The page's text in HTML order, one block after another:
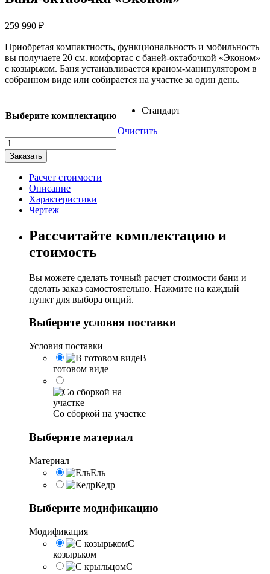
259 990 ₽
Приобретая компактность, функциональность и мобильность
вы получаете 20 см. комфортаc с баней-октабочкой «Эконом»
с козырьком. Баня устанавливается краном-манипулятором в
собранном виде или собирается на участке за один день.
Выберите комплектацию
Стандарт
Очистить
Количество
товара
Баня-
октабочка
"Эконом"
Заказать
Расчет стоимости
Описание
Характеристики
Чертеж
Рассчитайте комплектацию и
стоимость
Вы можете сделать точный расчет стоимости бани и
сделать заказ самостоятельно. Нажмите на каждый
пункт для выбора опций.
Выберите условия поставки
Условия поставки
В
готовом виде
Со сборкой на участке
Выберите материал
Материал
Ель
Кедр
Выберите модификацию
Модификация
С
козырьком
С